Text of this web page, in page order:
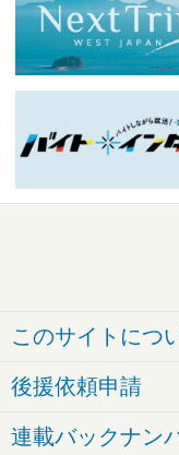
このサイトにつ
後援依頼申請
連載バックナン